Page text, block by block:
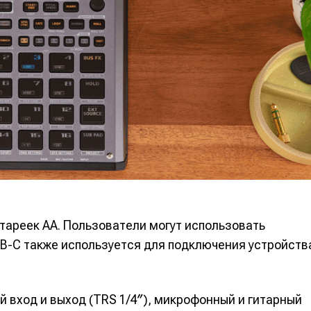
сетях
Редакционная политика (в разработке) Предложение
сетях
Редакционная политика (в разработке) Предложение
AA. Пользователи могут использовать
C также используется для подключения
и выход (TRS 1/4″), микрофонный и гитарный